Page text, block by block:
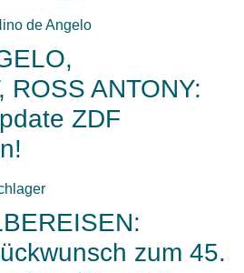
ROSS ANTONY:
ZDF
zum 45.